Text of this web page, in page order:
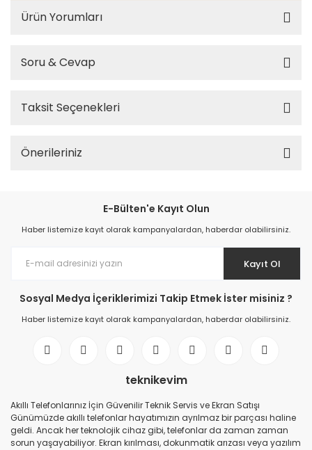
Ürün Yorumları
Soru & Cevap
Taksit Seçenekleri
Önerileriniz
E-Bülten'e Kayıt Olun
Haber listemize kayıt olarak kampanyalardan, haberdar olabilirsiniz.
Kayıt Ol
Sosyal Medya İçeriklerimizi Takip Etmek İster misiniz ?
Haber listemize kayıt olarak kampanyalardan, haberdar olabilirsiniz.
teknikevim
Akıllı Telefonlarınız İçin Güvenilir Teknik Servis ve Ekran Satışı
Günümüzde akıllı telefonlar hayatımızın ayrılmaz bir parçası haline
geldi. Ancak her teknolojik cihaz gibi, telefonlar da zaman zaman
sorun yaşayabiliyor. Ekran kırılması, dokunmatik arızası veya yazılım